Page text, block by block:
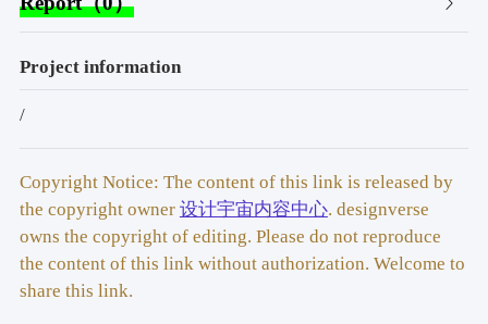
Project information
/
Copyright Notice: The content of this link is released by
the copyright owner 设计宇宙内容中心. designverse
owns the copyright of editing. Please do not reproduce
the content of this link without authorization. Welcome to
share this link.